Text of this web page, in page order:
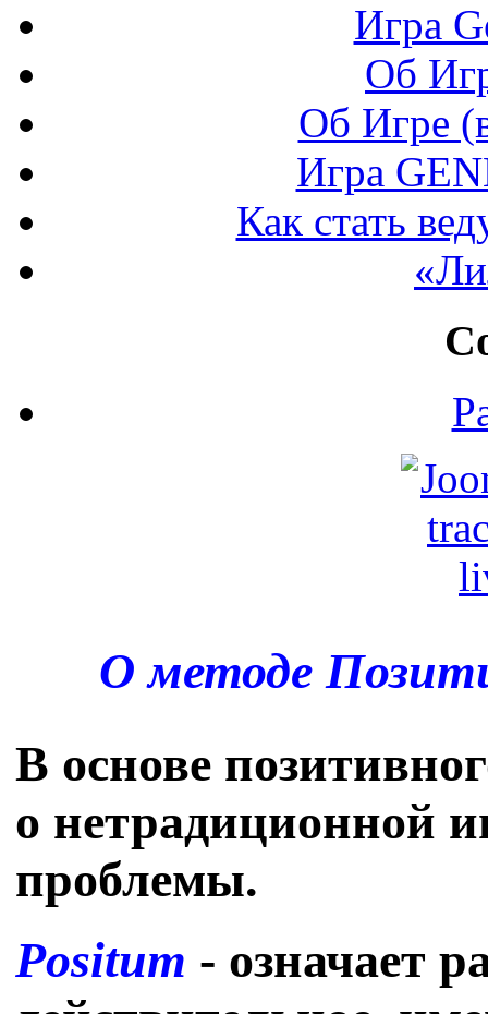
Игра
Об
Об Игре
Игра
Как стать
О методе
В основе
о нетрадиционной
проблемы.
Positum - означает